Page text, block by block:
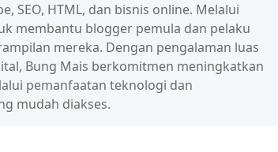
SEO, HTML, dan bisnis online. Melalui
membantu blogger pemula dan pelaku
mereka. Dengan pengalaman luas
Bung Mais berkomitmen meningkatkan
pemanfaatan teknologi dan
mudah diakses.